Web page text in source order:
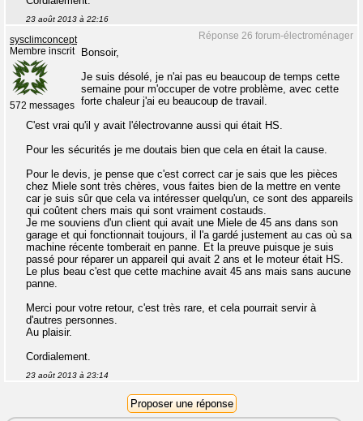
23 août 2013 à 22:16
Réponse 26 forum-électroménager
sysclimconcept
Membre inscrit
572 messages
Bonsoir,
Je suis désolé, je n'ai pas eu beaucoup de temps cette
semaine pour m'occuper de votre problème, avec cette
forte chaleur j'ai eu beaucoup de travail.
C'est vrai qu'il y avait l'électrovanne aussi qui était HS.
Pour les sécurités je me doutais bien que cela en était la cause.
Pour le devis, je pense que c'est correct car je sais que les pièces
chez Miele sont très chères, vous faites bien de la mettre en vente
car je suis sûr que cela va intéresser quelqu'un, ce sont des appareils
qui coûtent chers mais qui sont vraiment costauds.
Je me souviens d'un client qui avait une Miele de 45 ans dans son
garage et qui fonctionnait toujours, il l'a gardé justement au cas où sa
machine récente tomberait en panne. Et la preuve puisque je suis
passé pour réparer un appareil qui avait 2 ans et le moteur était HS.
Le plus beau c'est que cette machine avait 45 ans mais sans aucune
panne.
Merci pour votre retour, c'est très rare, et cela pourrait servir à
d'autres personnes.
Au plaisir.
Cordialement.
23 août 2013 à 23:14